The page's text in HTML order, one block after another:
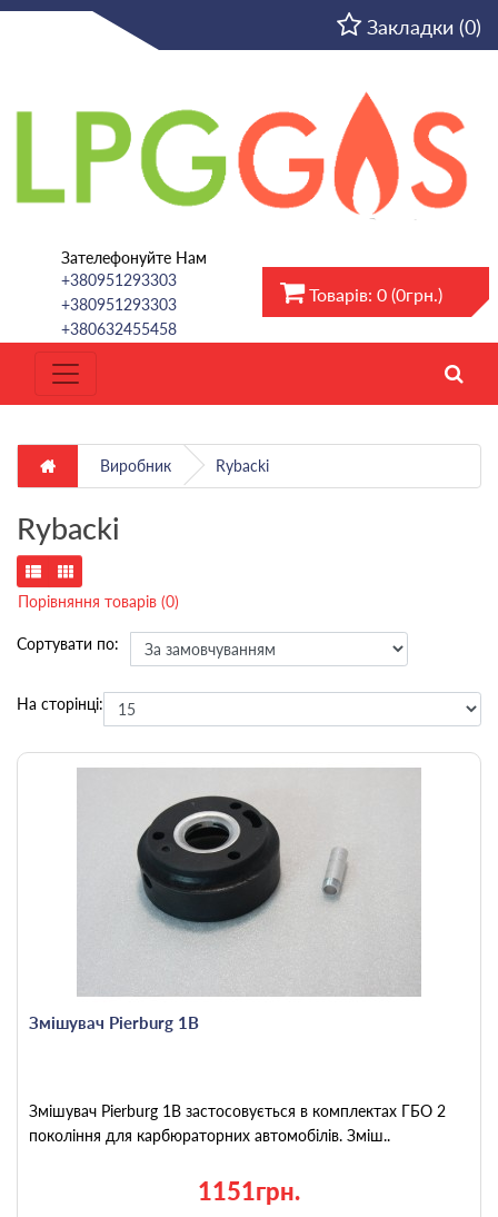
Закладки (0)
Зателефонуйте Нам
+380951293303
+380951293303
+380632455458
Товарів: 0 (0грн.)
Виробник Rybacki
Rybacki
Порівняння товарів (0)
Сортувати по:
На сторінці:
Змішувач Pierburg 1B
Змішувач Pierburg 1B застосовується в комплектах ГБО 2
покоління для карбюраторних автомобілів. Зміш..
1151грн.